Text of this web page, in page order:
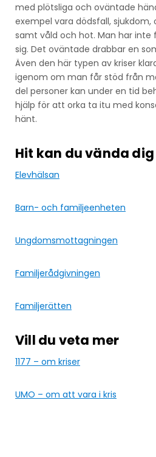
med plötsliga och oväntade
exempel vara dödsfall,
samt våld och hot. Man har
sig. Det oväntade drabbar en
Även den här typen av kriser
igenom om man får stöd från
del personer kan under en tid
hjälp för att orka ta itu med
hänt.
Hit kan du vända dig
Elevhälsan
Barn- och familjeenheten
Ungdomsmottagningen
Familjerådgivningen
Familjerätten
Vill du veta mer
1177 – om kriser
UMO – om att vara i kris